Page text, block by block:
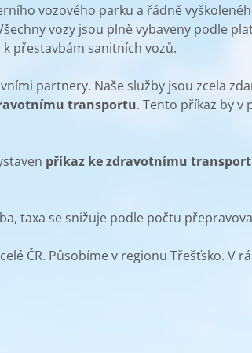
vozového parku a řádně
vozy jsou plně vybaveny podle
přestavbám sanitních vozů.
partnery. Naše služby jsou zcela
transportu. Tento příkaz by v
příkaz ke zdravotnímu
taxa se snižuje podle počtu
ČR. Působíme v regionu Třešťsko. V